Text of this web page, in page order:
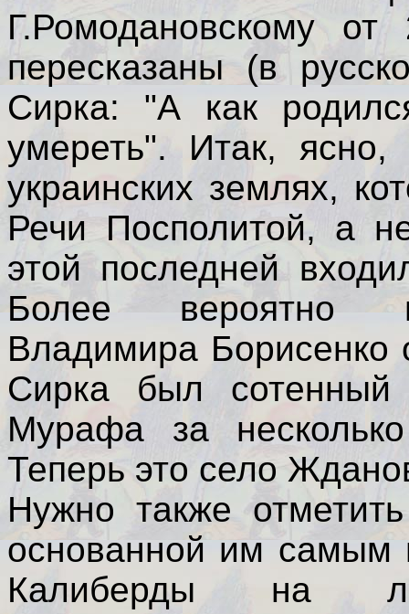
Г.Ромодановскому
пересказаны (в
Сирка: "А как
умереть". Итак,
украинских землях,
Речи Посполитой, а
этой последней
Более вероятно
Владимира Борисенко
Сирка был сотенный
Мурафа за
Теперь это село
Нужно также
основанной им самым
Калиберды на